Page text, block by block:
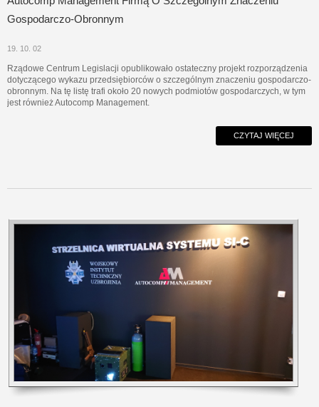
Gospodarczo-Obronnym
19. 10. 02
Rządowe Centrum Legislacji opublikowało ostateczny projekt rozporządzenia
dotyczącego wykazu przedsiębiorców o szczególnym znaczeniu gospodarczo-
obronnym. Na tę listę trafi około 20 nowych podmiotów gospodarczych, w tym
jest również Autocomp Management.
CZYTAJ WIĘCEJ